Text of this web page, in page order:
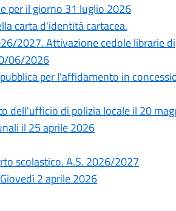
per il giorno 31 luglio 2026
carta d'identità cartacea.
2027. Attivazione cedole librarie
06/2026
per l'affidamento in
dell'ufficio di polizia locale il 20
il 25 aprile 2026
scolastico. A.S. 2026/2027
2 aprile 2026